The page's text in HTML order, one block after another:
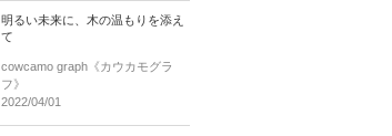
明るい未来に、木の温もりを添え
て
cowcamo graph《カウカモグラ
フ》
2022/04/01